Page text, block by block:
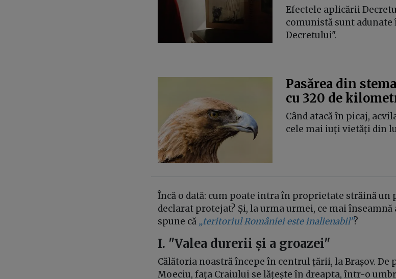
Efectele aplicării
comunistă sunt
Decretului".
Pasărea din
cu 320 de
Când atacă în picaj,
cele mai iuți vietăți din
Încă o dată: cum poate intra în proprietate străină
declarat protejat? Și, la urma urmei, ce mai
spune că „teritoriul României este inalienabil”?
I. "Valea durerii și a groazei"
Călătoria noastră începe în centrul țării, la Brașov. De
Moeciu, fața Craiului se lățește în dreapta, într-o